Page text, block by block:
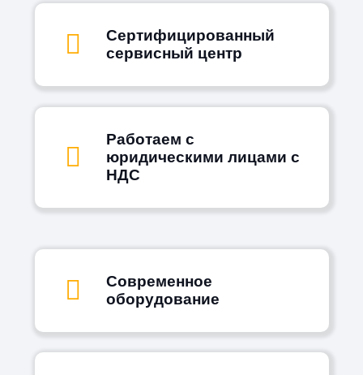
Сертифицированный
сервисный центр
Работаем с
юридическими лицами с
НДС
Современное
оборудование